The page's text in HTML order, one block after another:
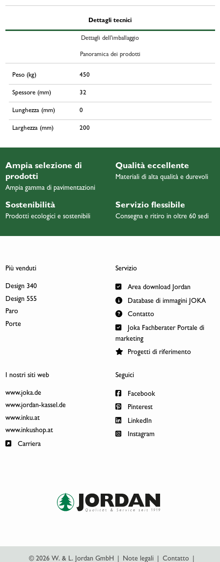
Dettagli tecnici
Dettagli dell'imballaggio
Panoramica dei prodotti
Peso (kg) 450
Spessore (mm) 32
Lunghezza (mm) 0
Larghezza (mm) 200
Ampia selezione di
prodotti
Ampia gamma di pavimentazioni
Qualità eccellente
Materiali di alta qualità e durevoli
Sostenibilità
Prodotti ecologici e sostenibili
Servizio flessibile
Consegna e ritiro in oltre 60 sedi
Più venduti
Design 340
Design 555
Paro
Porte
Servizio
Area download Jordan
Database di immagini JOKA
Contatto
Joka Fachberater Portale di
marketing
Progetti di riferimento
I nostri siti web
www.joka.de
www.jordan-kassel.de
www.inku.at
www.inkushop.at
Carriera
Seguici
Facebook
Pinterest
LinkedIn
Instagram
© 2026 W. & L. Jordan GmbH Note legali Contatto